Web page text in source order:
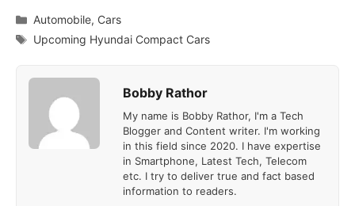
Categories
Automobile, Cars
Tags
Upcoming Hyundai Compact Cars
Bobby Rathor
My name is Bobby Rathor, I'm a Tech
Blogger and Content writer. I'm working
in this field since 2020. I have expertise
in Smartphone, Latest Tech, Telecom
etc. I try to deliver true and fact based
information to readers.